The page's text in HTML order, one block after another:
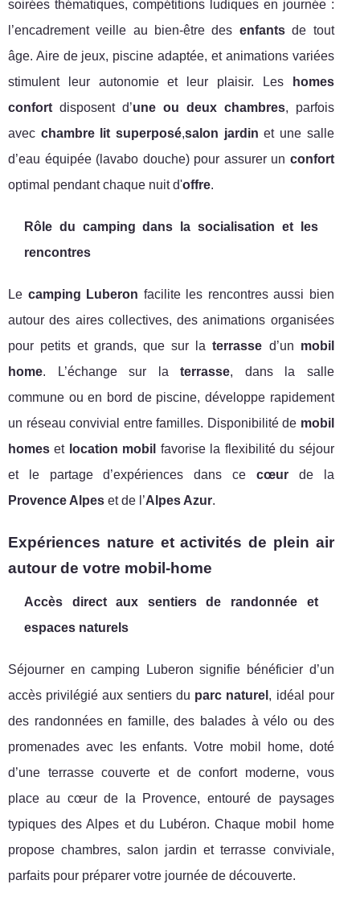
soirées thématiques, compétitions ludiques en journée :
l’encadrement veille au bien-être des enfantsde tout
âge. Aire de jeux, piscine adaptée, et animations variées
stimulent leur autonomie et leur plaisir. Les
homes
confort disposent d’une ou deux chambres, parfois
avec chambre lit superposé,salon jardin et une salle
d’eau équipée (lavabo douche) pour assurer un confort
optimal pendant chaque nuit d'offre.
Rôle du camping dans la socialisation et les
rencontres
Le camping Luberon facilite les rencontres aussi bien
autour des aires collectives, des animations organisées
pour petits et grands, que sur laterrasse d’un mobil
home. L’échange sur laterrasse, dans la salle
commune ou en bord de piscine, développe rapidement
un réseau convivial entre familles. Disponibilité de mobil
homes et location mobil favorise la flexibilité du séjour
et le partage d’expériences dans ce cœurde la
Provence Alpes et de l’Alpes Azur.
Expériences nature et activités de plein air
autour de votre mobil-home
Accès direct aux sentiers de randonnée et
espaces naturels
Séjourner en camping Luberon signifie bénéficier d’un
accès privilégié aux sentiers du parc naturel , idéal pour
des randonnées en famille, des balades à vélo ou des
promenades avec les enfants. Votre mobil home, doté
d’une terrasse couverte et de confort moderne, vous
place au cœur de la Provence, entouré de paysages
typiques des Alpes et du Lubéron. Chaque mobil home
propose chambres, salon jardin et terrasse conviviale,
parfaits pour préparer votre journée de découverte.